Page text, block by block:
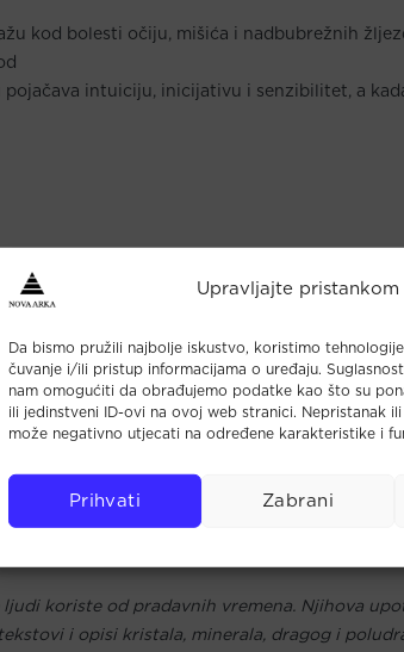
Upravljajte pristankom
Da bismo pružili najbolje iskustvo, koristimo
čuvanje i/ili pristup informacijama o uređaju.
nam omogućiti da obrađujemo podatke kao što su
ili jedinstveni ID-ovi na ovoj web stranici. Nepristanak
može negativno utjecati na određene karakteristike i
Prihvati Zabrani
kod bolesti očiju, mišića i nadbubrežnih
intuiciju, inicijativu i senzibilitet, a
otklanja unutarnje blokade, balansira
Kina
koriste od pradavnih vremena. Njihova
i opisi kristala, minerala, dragog i